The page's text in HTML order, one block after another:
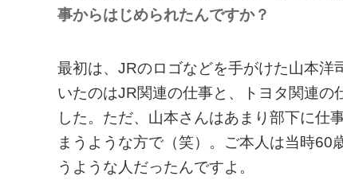
事からはじめられたんですか？
最初は、JRのロゴなどを手がけた山本洋
いたのはJR関連の仕事と、トヨタ関連の
した。ただ、山本さんはあまり部下に仕
まうような方で（笑）。ご本人は当時
うような人だったんですよ。